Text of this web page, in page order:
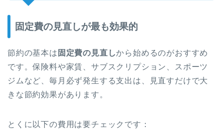
固定費の見直しが最も効果的
節約の基本は 固定費の見直しから始めるのがおすすめ
です。保険料や家賃、サブスクリプション、スポーツ
ジムなど、毎月必ず発生する支出は、見直すだけで大
きな節約効果があります。
とくに以下の費用は要チェックです：